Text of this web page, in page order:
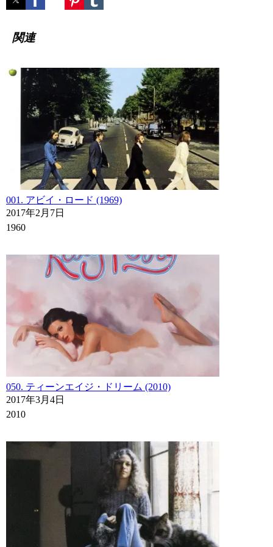
関連
001. アビイ・ロード (1969)
2017年2月7日
1960
050. ティーンエイジ・ドリーム (2010)
2017年3月4日
2010